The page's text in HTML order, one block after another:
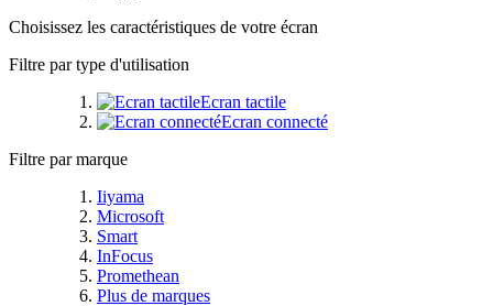
Choisissez les caractéristiques de votre écran
Filtre par type d'utilisation
Ecran tactile
Ecran connecté
Filtre par marque
Iiyama
Microsoft
Smart
InFocus
Promethean
Plus de marques